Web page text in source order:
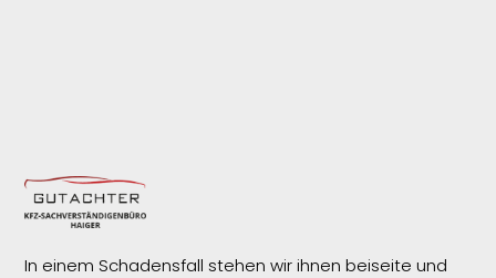
In einem Schadensfall stehen wir ihnen beiseite und